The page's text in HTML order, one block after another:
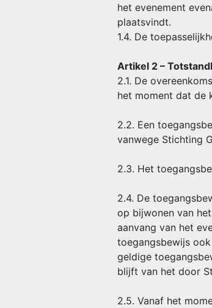
het evenement
plaatsvindt.
1.4. De
Artikel 2 –
2.1. De
het moment dat de
2.2. Een
vanwege Stichting
2.3. Het
2.4. De
op bijwonen van
aanvang van het
toegangsbewijs
geldige
blijft van het door
2.5. Vanaf het